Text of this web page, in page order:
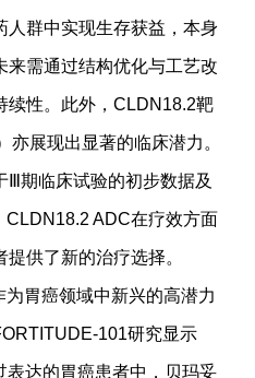
人群中实现生存获益，本身
来需通过结构优化与工艺改
续性。此外，CLDN18.2靶
展现出显著的临床潜力。
Ⅲ期临床试验的初步数据及
CLDN18.2 ADC在疗效方面
供了新的治疗选择。
胃癌领域中新兴的高潜力
101研究显示
表达的胃癌患者中，贝玛妥